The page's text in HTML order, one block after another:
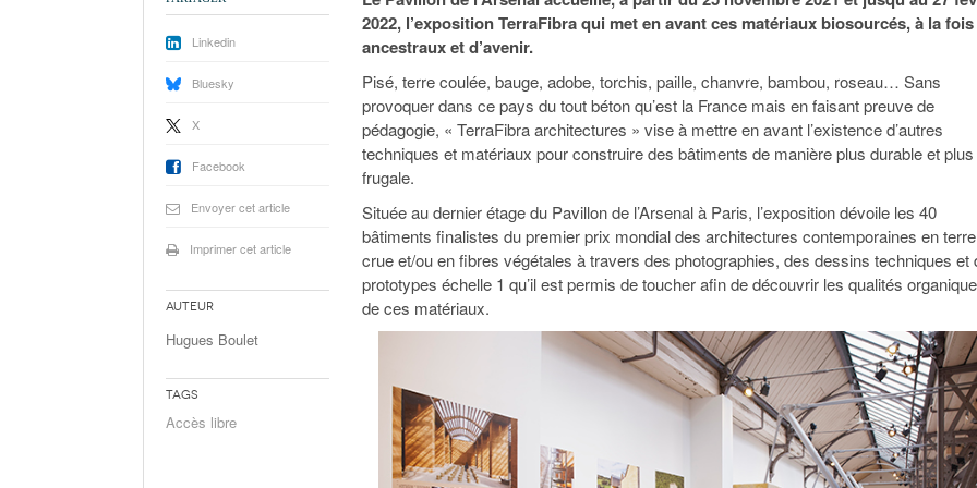
À Paris, les cadres de la tech et de la finance
Saint-Agne immobilier inaugure une nouvelle
résidence à Torcy
- 15 juillet 2026
Plus d'articles
janvier 2026
relancer l’économie parisienne- 20
Municipales 2026 : la CCI de l’Essonne
Cahier d’expert à destination des
Exclusif –
feuille de
À Paris, les
redessinent le
16 juillet 2026
2022, l’exposition TerraFibra qui met en avant ces matériaux biosourcés, à la fois
ancestraux et d’avenir.
Pisé, terre coulée, bauge, adobe, torchis, paille, chanvre, bambou, roseau… Sans
provoquer dans ce pays du tout béton qu’est la France mais en faisant preuve de
pédagogie, « TerraFibra architectures » vise à mettre en avant l’existence d’autres
techniques et matériaux pour construire des bâtiments de manière plus durable et plus
frugale.
Située au dernier étage du Pavillon de l’Arsenal à Paris, l’expositiondévoile les 40
bâtiments finalistes du premier prix mondial des architectures contemporaines en terre
crue et/ou en fibres végétales à travers des photographies, des dessins techniques et
prototypes échelle 1 qu’il est permis de toucher afin de découvrir les qualités
de ces matériaux.
Linkedin
Bluesky
X
Facebook
Envoyer cet article
Imprimer cet article
Auteur
Hugues Boulet
Tags
Accès libre